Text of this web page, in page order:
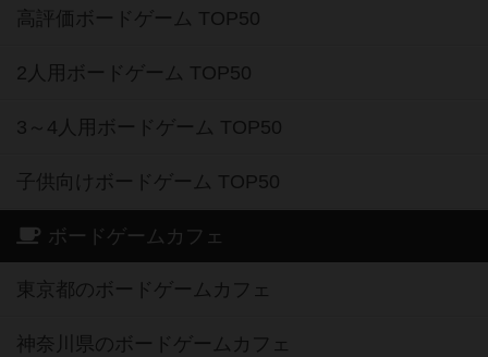
高評価ボードゲーム TOP50
2人用ボードゲーム TOP50
3～4人用ボードゲーム TOP50
子供向けボードゲーム TOP50
ボードゲームカフェ
東京都のボードゲームカフェ
神奈川県のボードゲームカフェ